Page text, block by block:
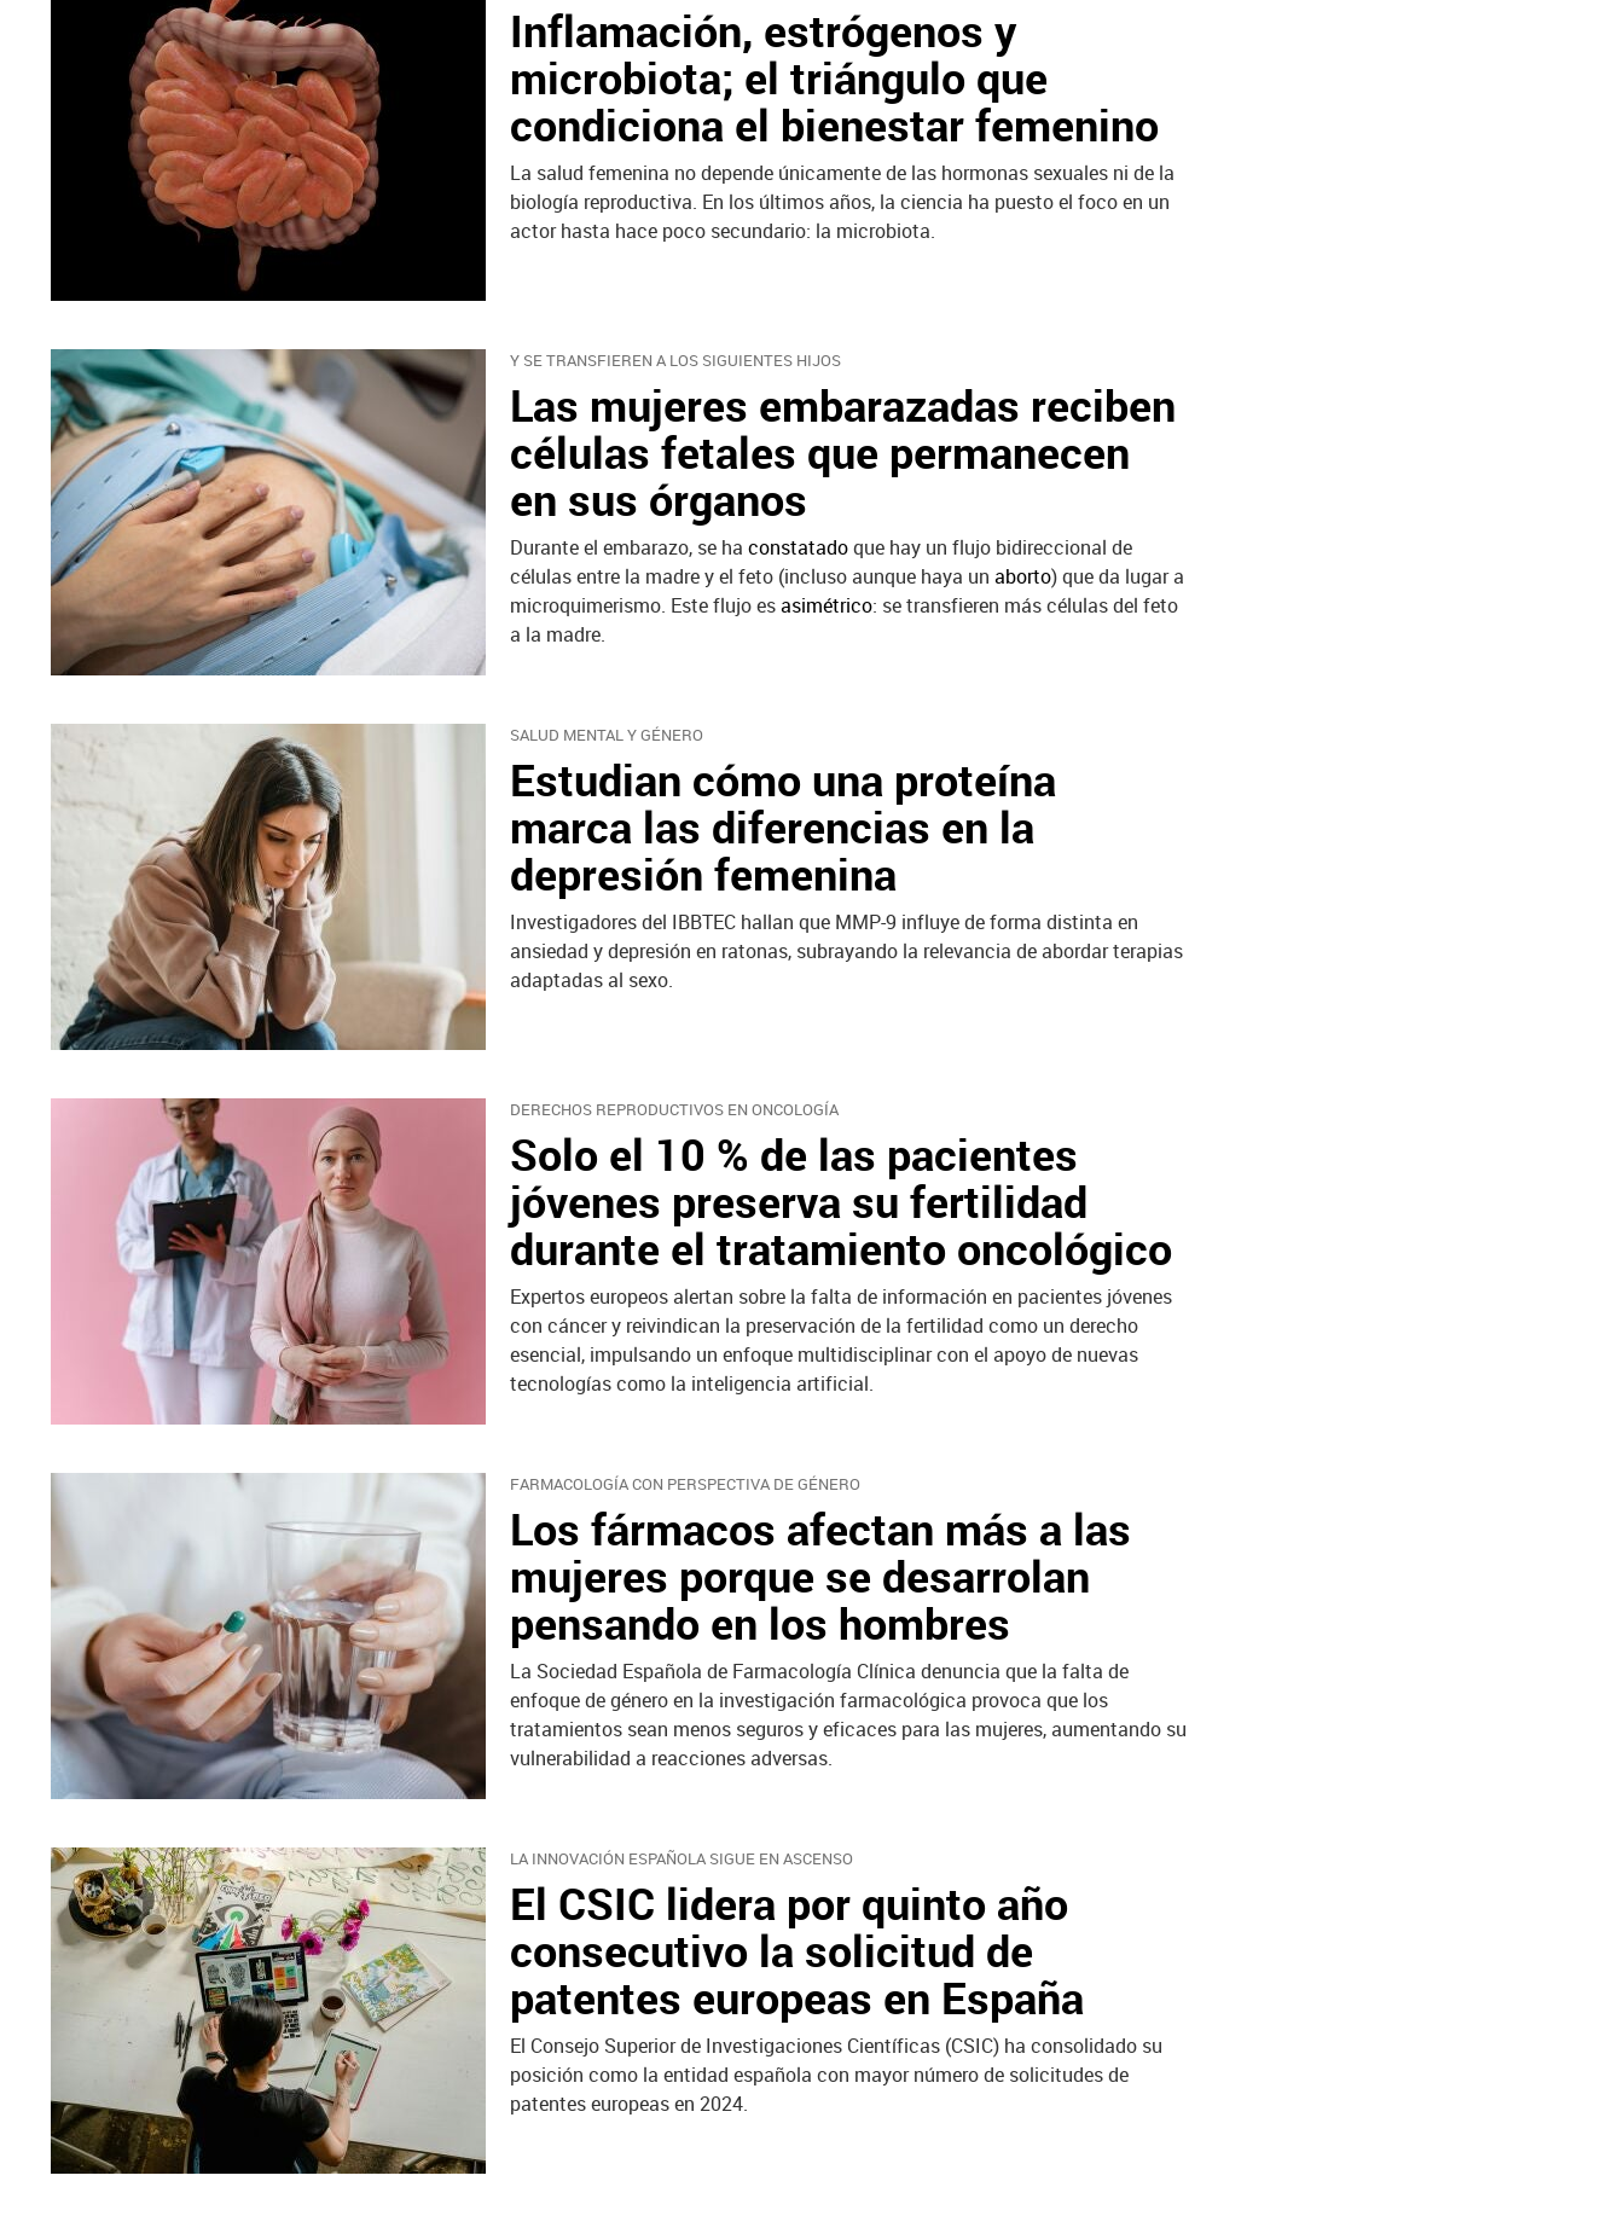
Inflamación, estrógenos y
microbiota; el triángulo que
condiciona el bienestar femenino
La salud femenina no depende únicamente de las hormonas sexuales ni de la
biología reproductiva. En los últimos años, la ciencia ha puesto el foco en un
actor hasta hace poco secundario: la microbiota.
Y SE TRANSFIEREN A LOS SIGUIENTES HIJOS
Las mujeres embarazadas reciben
células fetales que permanecen
en sus órganos
Durante el embarazo, se ha constatadoque hay un flujo bidireccional de
células entre la madre y el feto (incluso aunque haya un aborto) que da lugar a
microquimerismo. Este flujo esasimétrico: se transfieren más células del feto
a la madre.
SALUD MENTAL Y GÉNERO
Estudian cómo una proteína
marca las diferencias en la
depresión femenina
Investigadores del IBBTEC hallan que MMP-9 influye de forma distinta en
ansiedad y depresión en ratonas, subrayando la relevancia de abordar terapias
adaptadas al sexo.
DERECHOS REPRODUCTIVOS EN ONCOLOGÍA
Solo el 10 % de las pacientes
jóvenes preserva su fertilidad
durante el tratamiento oncológico
Expertos europeos alertan sobre la falta de información en pacientes jóvenes
con cáncer y reivindican la preservación de la fertilidad como un derecho
esencial, impulsando un enfoque multidisciplinar con el apoyo de nuevas
tecnologías como la inteligencia artificial.
FARMACOLOGÍA CON PERSPECTIVA DE GÉNERO
Los fármacos afectan más a las
mujeres porque se desarrolan
pensando en los hombres
La Sociedad Española de Farmacología Clínica denuncia que la falta de
enfoque de género en la investigación farmacológica provoca que los
tratamientos sean menos seguros y eficaces para las mujeres, aumentando su
vulnerabilidad a reacciones adversas.
LA INNOVACIÓN ESPAÑOLA SIGUE EN ASCENSO
El CSIC lidera por quinto año
consecutivo la solicitud de
patentes europeas en España
El Consejo Superior de Investigaciones Científicas (CSIC) ha consolidado su
posición como la entidad española con mayor número de solicitudes de
patentes europeas en 2024.